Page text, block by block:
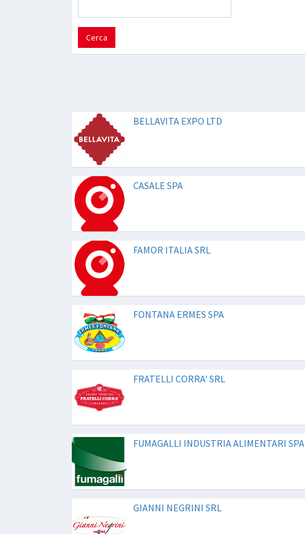
Cerca
BELLAVITA EXPO LTD
CASALE SPA
FAMOR ITALIA SRL
FONTANA ERMES SPA
FRATELLI CORRA' SRL
FUMAGALLI INDUSTRIA ALIMENTARI SPA
GIANNI NEGRINI SRL